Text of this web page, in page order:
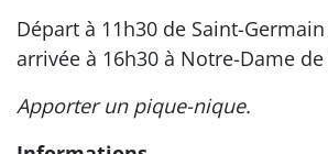
Départ à 11h30 de Saint-
arrivée à 16h30 à Notre-Dame de
Apporter un pique-nique.